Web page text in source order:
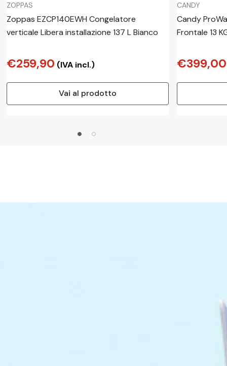
ZOPPAS
Zoppas EZCP140EWH Congelatore
verticale Libera installazione 137 L Bianco
€259,90 (IVA incl.)
Vai al prodotto
CANDY
Candy
Frontale 13
Wi-Fi, Smart
€399,00